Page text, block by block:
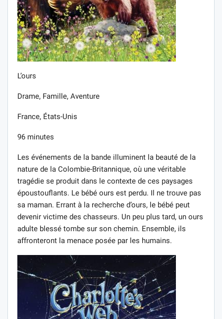
L’ours
Drame, Famille, Aventure
France, États-Unis
96 minutes
Les événements de la bande illuminent la beauté de la
nature de la Colombie-Britannique, où une véritable
tragédie se produit dans le contexte de ces paysages
époustouflants. Le bébé ours est perdu. Il ne trouve pas
sa maman. Errant à la recherche d’ours, le bébé peut
devenir victime des chasseurs. Un peu plus tard, un ours
adulte blessé tombe sur son chemin. Ensemble, ils
affronteront la menace posée par les humains.